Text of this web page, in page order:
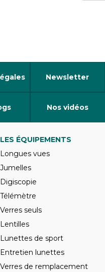
Newsletter
Nos vidéos
LES ÉQUIPEMENTS
Longues vues
Jumelles
Digiscopie
Télémètre
Verres seuls
Lentilles
Lunettes de sport
Entretien lunettes
Verres de remplacement